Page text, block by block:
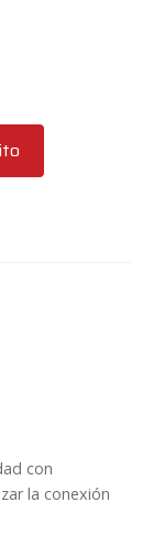
con
la conexión